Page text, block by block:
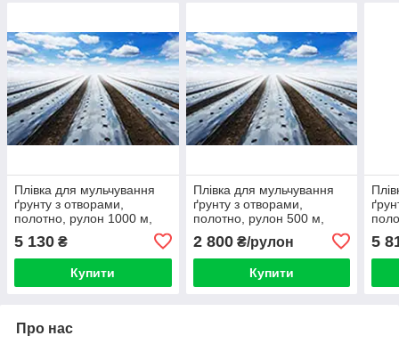
Плівка для мульчування
ґрунту з отворами,
полотно, рулон 1000 м,
ширина 1000 м, товщина
30 мкм термін
експлуатації 24 міс
5 130 ₴
Купити
Плівка для мульчування
ґрунту з отворами,
полотно, рулон 500 м,
ширина 1000 м, товщина
30 мкм термін
експлуатації 24 міс
2 800₴/рулон
Купити
30
5
Про нас